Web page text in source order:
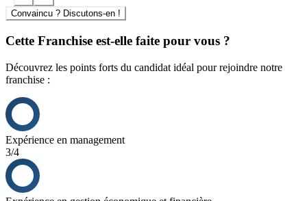
aide au business plan, assistance à l’ouverture
Un accompagnement complet de votre projet, des travaux
main ».
agrée QUALIOPI et au sein des kiosques pilotes
Un site internet vitrine et une centrale de référencement
régulières
Un suivi réseau avec des visites régulières de l’animatrice
dédiée
De campagnes de communication locale et nationale
Convaincu ? Discutons-en !
Cette Franchise est-elle faite pour vous ?
Découvrez les points forts du candidat idéal pour rejoindre notre
franchise :
Expérience en management
3/4